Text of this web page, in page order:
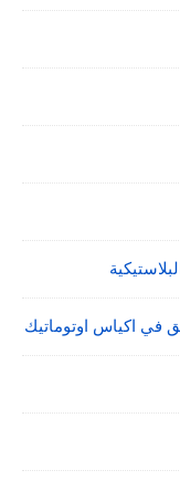
في اكياس اوتوماتيك